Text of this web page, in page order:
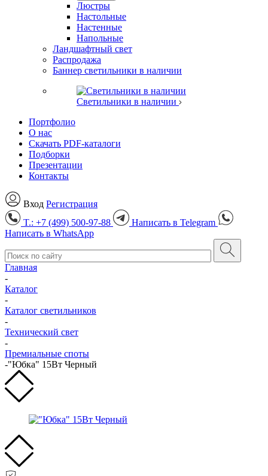
Люстры
Настольные
Настенные
Напольные
Ландшафтный свет
Распродажа
Баннер светильники в наличии
Светильники в наличии
Портфолио
О нас
Скачать PDF-каталоги
Подборки
Презентации
Контакты
Вход Регистрация
T.: +7 (499) 500-97-88
Написать в Telegram
Написать в WhatsApp
Главная
-
Каталог
-
Каталог светильников
-
Технический свет
-
Премиальные споты
-"Юбка" 15Вт Черный